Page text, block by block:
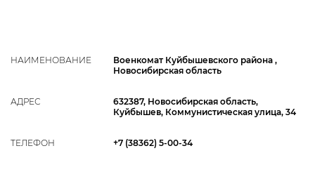
НАИМЕНОВАНИЕ
Военкомат Куйбышевского района ,
Новосибирская область
АДРЕС
632387, Новосибирская область,
Куйбышев, Коммунистическая улица, 34
ТЕЛЕФОН +7 (38362) 5-00-34